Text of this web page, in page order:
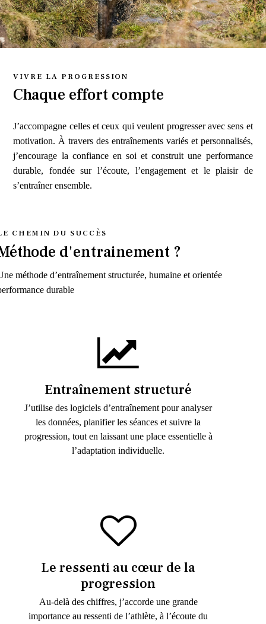
VIVRE LA PROGRESSION
Chaque effort compte
J’accompagne celles et ceux qui veulent progresser avec sens et
motivation. À travers des entraînements variés et personnalisés,
j’encourage la confiance en soi et construit une performance
durable, fondée sur l’écoute, l’engagement et le plaisir de
s’entraîner ensemble.
CHEMIN DU SUCCÈS
d'entrainement ?
méthode d’entraînement structurée, humaine et orientée
durable
Entraînement structuré
J’utilise des logiciels d’entraînement pour analyser
les données, planifier les séances et suivre la
progression, tout en laissant une place essentielle à
l’adaptation individuelle.
Le ressenti au cœur de la
progression
Au-delà des chiffres, j’accorde une grande
importance au ressenti de l’athlète, à l’écoute du